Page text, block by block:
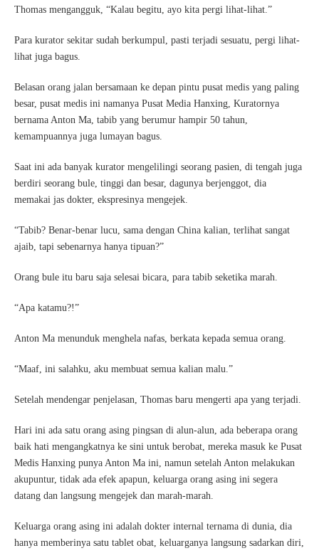
Thomas mengangguk, “Kalau begitu, ayo kita pergi lihat-lihat.”
Para kurator sekitar sudah berkumpul, pasti terjadi sesuatu, pergi lihat-
lihat juga bagus.
Belasan orang jalan bersamaan ke depan pintu pusat medis yang paling
besar, pusat medis ini namanya Pusat Media Hanxing, Kuratornya
bernama Anton Ma, tabib yang berumur hampir 50 tahun,
kemampuannya juga lumayan bagus.
Saat ini ada banyak kurator mengelilingi seorang pasien, di tengah juga
berdiri seorang bule, tinggi dan besar, dagunya berjenggot, dia
memakai jas dokter, ekspresinya mengejek.
“Tabib? Benar-benar lucu, sama dengan China kalian, terlihat sangat
ajaib, tapi sebenarnya hanya tipuan?”
Orang bule itu baru saja selesai bicara, para tabib seketika marah.
“Apa katamu?!”
Anton Ma menunduk menghela nafas, berkata kepada semua orang.
“Maaf, ini salahku, aku membuat semua kalian malu.”
Setelah mendengar penjelasan, Thomas baru mengerti apa yang terjadi.
Hari ini ada satu orang asing pingsan di alun-alun, ada beberapa orang
baik hati mengangkatnya ke sini untuk berobat, mereka masuk ke Pusat
Medis Hanxing punya Anton Ma ini, namun setelah Anton melakukan
akupuntur, tidak ada efek apapun, keluarga orang asing ini segera
datang dan langsung mengejek dan marah-marah.
Keluarga orang asing ini adalah dokter internal ternama di dunia, dia
hanya memberinya satu tablet obat, keluarganya langsung sadarkan diri,